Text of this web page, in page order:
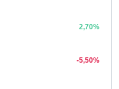
2,70%
-5,50%